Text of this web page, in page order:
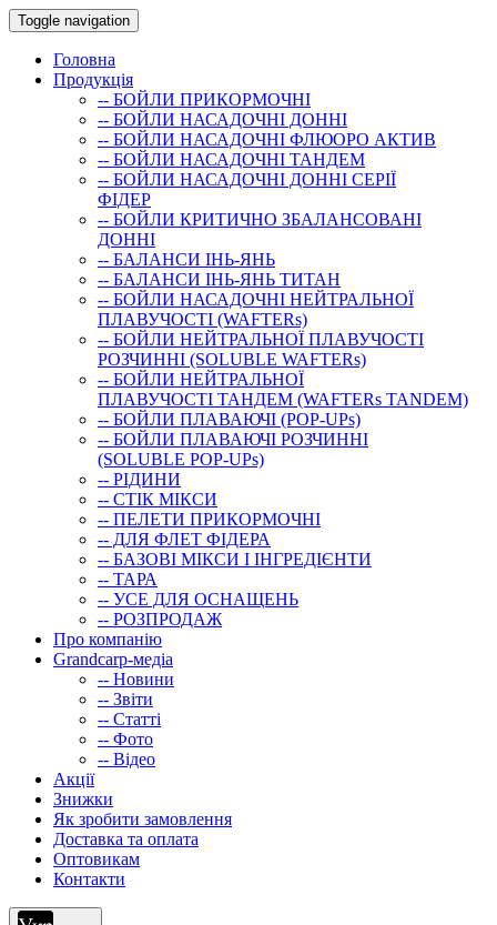
Toggle navigation
Головна
Продукція
-- БОЙЛИ ПРИКОРМОЧНI
-- БОЙЛИ НАСАДОЧНI ДОННI
-- БОЙЛИ НАСАДОЧНІ ФЛЮОРО АКТИВ
-- БОЙЛИ НАСАДОЧНІ ТАНДЕМ
-- БОЙЛИ НАСАДОЧНI ДОННI СЕРIÏ
ФIДЕР
-- БОЙЛИ КРИТИЧНО ЗБАЛАНСОВАНІ
ДОННІ
-- БАЛАНСИ ІНЬ-ЯНЬ
-- БАЛАНСИ ІНЬ-ЯНЬ ТИТАН
-- БОЙЛИ НАСАДОЧНI НЕЙТРАЛЬНОÏ
ПЛАВУЧОСТI (WAFTERs)
-- БОЙЛИ НЕЙТРАЛЬНОЇ ПЛАВУЧОСТІ
РОЗЧИННІ (SOLUBLE WAFTERs)
-- БОЙЛИ НЕЙТРАЛЬНОЇ
ПЛАВУЧОСТІ ТАНДЕМ (WAFTERs TANDEM)
-- БОЙЛИ ПЛАВАЮЧІ (POP-UPs)
-- БОЙЛИ ПЛАВАЮЧI РОЗЧИННI
(SOLUBLE POP-UPs)
-- РIДИНИ
-- СТIК МIКСИ
-- ПЕЛЕТИ ПРИКОРМОЧНІ
-- ДЛЯ ФЛЕТ ФІДЕРА
-- БАЗОВІ МІКСИ І ІНГРЕДІЄНТИ
-- ТАРА
-- УСЕ ДЛЯ ОСНАЩЕНЬ
-- РОЗПРОДАЖ
Про компанію
Grandcarp-медіа
-- Новини
-- Звіти
-- Статті
-- Фото
-- Відео
Акції
Знижки
Як зробити замовлення
Доставка та оплата
Оптовикам
Контакти